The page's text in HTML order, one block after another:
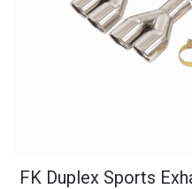
FK Duplex Sports